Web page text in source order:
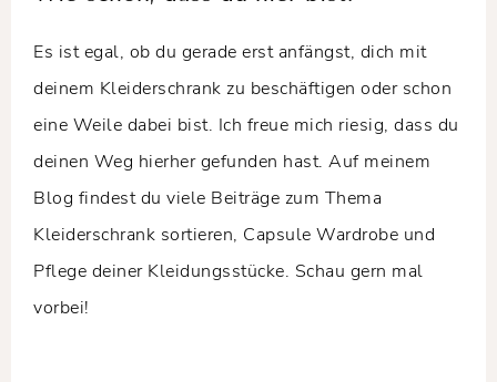
Es ist egal, ob du gerade erst anfängst, dich mit
deinem Kleiderschrank zu beschäftigen oder schon
eine Weile dabei bist. Ich freue mich riesig, dass du
deinen Weg hierher gefunden hast. Auf meinem
Blog findest du viele Beiträge zum Thema
Kleiderschrank sortieren, Capsule Wardrobe und
Pflege deiner Kleidungsstücke. Schau gern mal
vorbei!